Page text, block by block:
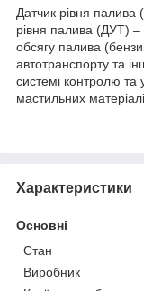
Датчик рівня
рівня палива (ДУТ)
обсягу палива
автотранспорту та
системі контролю та
мастильних
Характеристики
Основні
Стан
Виробник